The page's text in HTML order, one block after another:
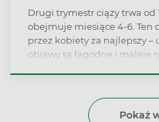
Drugi trymestr ciąży trwa od
obejmuje miesiące 4-6. Ten
przez kobiety za najlepszy –
objawy są łagodne i maleje
Pokaż